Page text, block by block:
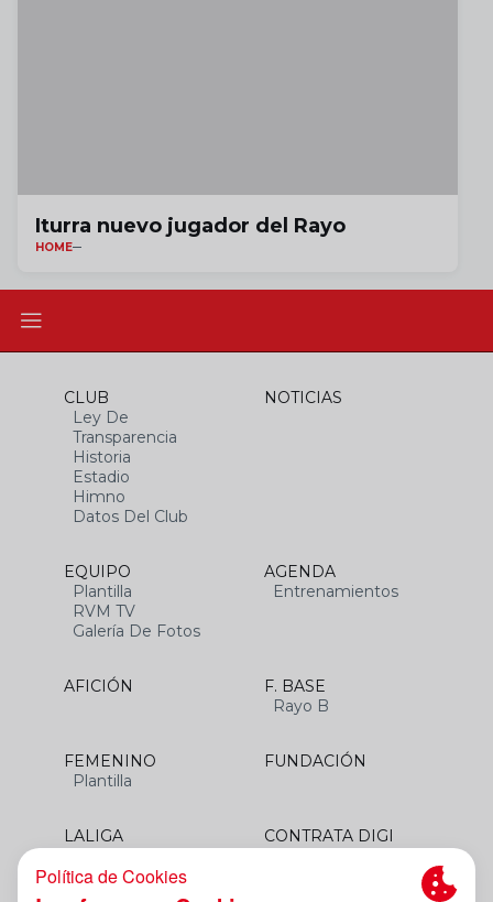
Iturra nuevo jugador del Rayo
HOME
CLUB
Ley De
Transparencia
Historia
Estadio
Himno
Datos Del Club
NOTICIAS
EQUIPO
Plantilla
RVM TV
Galería De Fotos
AGENDA
Entrenamientos
AFICIÓN
F. BASE
Rayo B
FEMENINO
Plantilla
FUNDACIÓN
LALIGA
CONTRATA DIGI